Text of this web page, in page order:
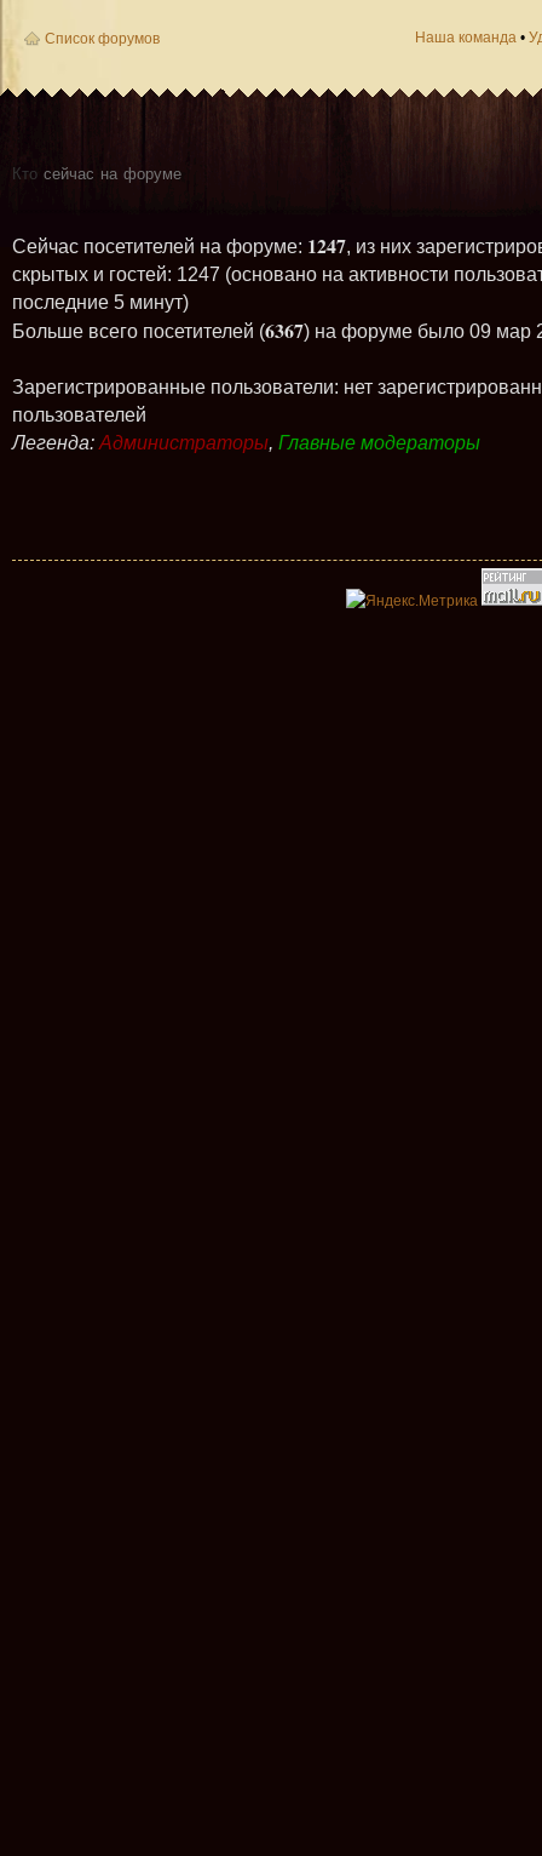
Список форумов Наша команда •
Кто сейчас на форуме
Сейчас посетителей на форуме: 1247, из них
скрытых и гостей: 1247 (основано на активности
последние 5 минут)
Больше всего посетителей (6367) на форуме было 09 мар
Зарегистрированные пользователи: нет
пользователей
Легенда: Администраторы, Главные модераторы